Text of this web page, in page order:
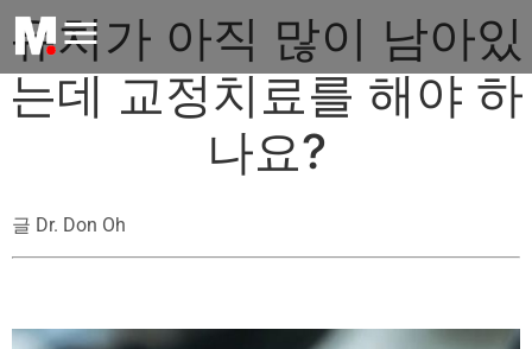
유치가 아직 많이 남아있
는데 교정치료를 해야 하
나요?
글 Dr. Don Oh